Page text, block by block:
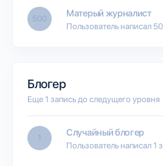
500 Матерый журналист
Пользователь написал
Блогер
Еще 1 запись до следущего уровня
1 Случайный блогер
Пользователь написал 1